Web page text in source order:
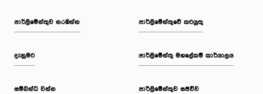
පාර්ලි‌මේන්තුව නරඹන්න
දැනුමට
සම්බන්ධ වන්න
පාර්ලිමේන්තුවේ කටයුතු
පාර්ලිමේන්තු මහලේකම් කාර්යාලය
පාර්ලිමේන්තුව සජීවීව